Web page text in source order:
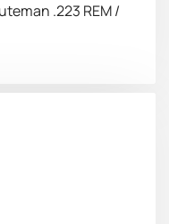
.223 REM /